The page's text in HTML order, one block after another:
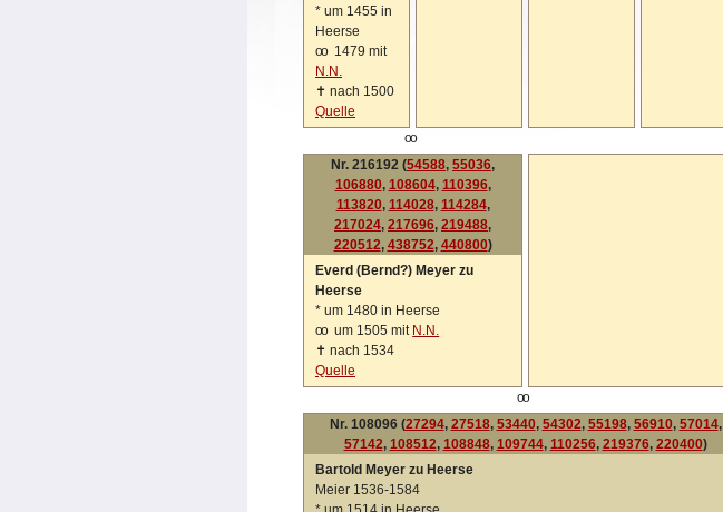
* um 1455 in
Heerse
oo
1479 mit
N.N.
✝ nach 1500
Quelle
oo
Nr. 216192 (54588, 55036,
106880, 108604, 110396,
113820, 114028, 114284,
217024, 217696, 219488,
220512, 438752, 440800)
Everd (Bernd?) Meyer zu
Heerse
* um 1480 in Heerse
oo um 1505 mit N.N.
✝ nach 1534
Quelle
oo
Nr. 108096 (27294, 27518, 53440, 54302, 55198, 56910, 57014,
57142, 108512, 108848, 109744, 110256, 219376, 220400)
Bartold Meyer zu Heerse
Meier 1536-1584